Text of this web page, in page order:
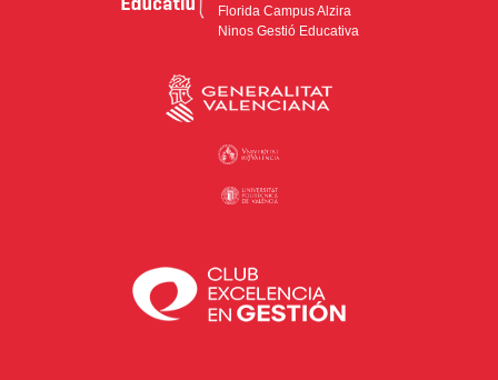
Florida Campus Alzira
Ninos Gestió Educativa